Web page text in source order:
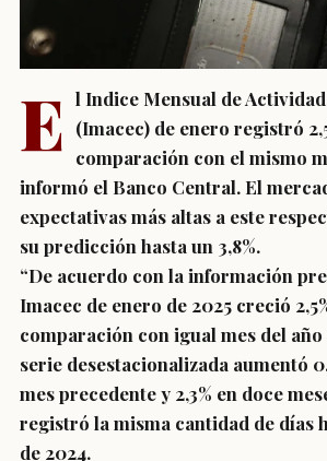
E l Indice Mensual de
(Imacec) de enero registró
comparación con el mismo
informó el Banco Central. El
expectativas más altas a este
su predicción hasta un 3,8%.
“De acuerdo con la información
Imacec de enero de 2025 creció
comparación con igual mes del
serie desestacionalizada aumentó
mes precedente y 2,3% en doce
registró la misma cantidad de días
de 2024.